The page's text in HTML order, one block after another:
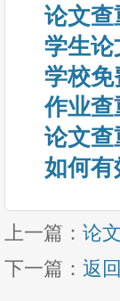
论文查
学生论
学校免
作业查
论文查
如何有
上一篇： 论
下一篇： 返